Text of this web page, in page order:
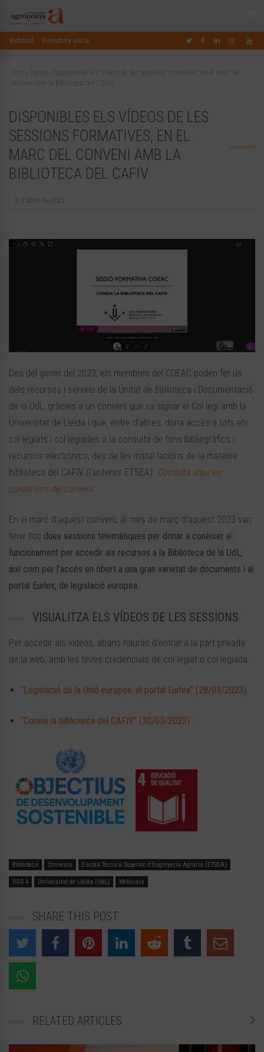
Webmail Finestreta única
Inici Àgora
Disponibles els vídeos de les sessions formatives, en el marc del
conveni amb la Biblioteca del CAFIV
DISPONIBLES ELS VÍDEOS DE LES
SESSIONS FORMATIVES, EN EL
MARC DEL CONVENI AMB LA
BIBLIOTECA DEL CAFIV
5 d'abril de 2023
Des del gener del 2023, els membres del COEAC poden fer ús
dels recursos i serveis de la Unitat de Biblioteca i Documentació
de la UdL, gràcies a un conveni que va signar el Col·legi amb la
Universitat de Lleida i que, entre d’altres, dona accés a tots els
col·legiats i col·legiades a la consulta de fons bibliogràfics i
recursos electrònics, des de les instal·lacions de la mateixa
biblioteca del CAFIV (l’anterior ETSEA). Consulta aquí les
condicions del conveni
En el marc d’aquest conveni, al mes de març d’aquest 2023 van
tenir lloc dues sessions telemàtiques per donar a conèixer el
funcionament per accedir als recursos a la Biblioteca de la UdL,
així com per l’accés en obert a una gran varietat de documents i al
portal Eurlex, de legislació europea.
VISUALITZA ELS VÍDEOS DE LES SESSIONS
Per accedir als vídeos, abans hauràs d’entrar a la part privada
de la web, amb les teves credencials de col·legiat o col·legiada.
“Legislació de la Unió europea: el portal Eurlex” (28/03/2023)
“Coneix la biblioteca del CAFIV” (30/03/2023)
Biblioteca Convenis Escola Tècnica Superior d'Enginyeria Agrària (ETSEA)
ODS 4 Universitat de Lleida (UdL) Webinars
SHARE THIS POST
RELATED ARTICLES